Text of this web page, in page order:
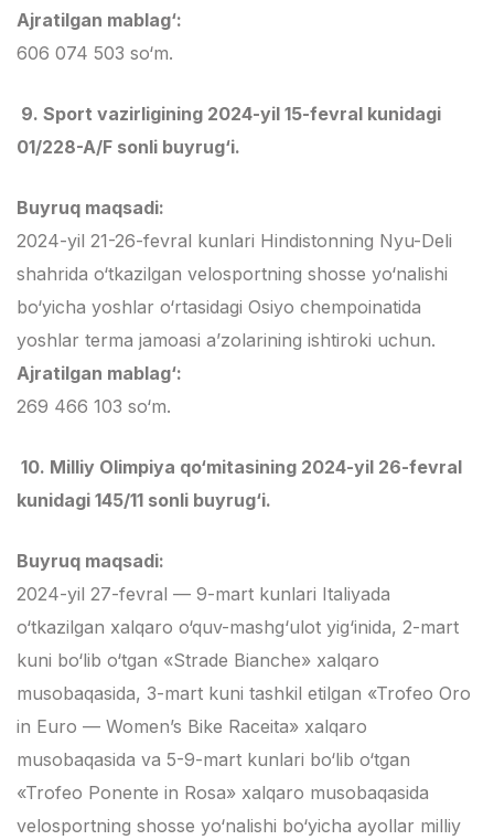
Ajratilgan mablag‘:
606 074 503 so‘m.
9. Sport vazirligining 2024-yil 15-fevral kunidagi
01/228-A/F sonli buyrug‘i.
Buyruq maqsadi:
2024-yil 21-26-fevral kunlari Hindistonning Nyu-Deli
shahrida o‘tkazilgan velosportning shosse yo‘nalishi
bo‘yicha yoshlar o‘rtasidagi Osiyo chempoinatida
yoshlar terma jamoasi a’zolarining ishtiroki uchun.
Ajratilgan mablag‘:
269 466 103 so‘m.
10. Milliy Olimpiya qo‘mitasining 2024-yil 26-fevral
kunidagi 145/11 sonli buyrug‘i.
Buyruq maqsadi:
2024-yil 27-fevral — 9-mart kunlari Italiyada
o‘tkazilgan xalqaro o‘quv-mashg‘ulot yig‘inida, 2-mart
kuni bo‘lib o‘tgan «Strade Bianche» xalqaro
musobaqasida, 3-mart kuni tashkil etilgan «Trofeo Oro
in Euro — Women’s Bike Raceita» xalqaro
musobaqasida va 5-9-mart kunlari bo‘lib o‘tgan
«Trofeo Ponente in Rosa» xalqaro musobaqasida
velosportning shosse yo‘nalishi bo‘yicha ayollar milliy